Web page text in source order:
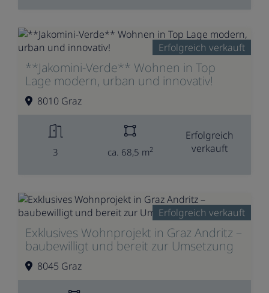
Erfolgreich verkauft
**Jakomini-Verde** Wohnen in Top
Lage modern, urban und innovativ!
8010 Graz
3 ca. 68,5 m2
Erfolgreich
verkauft
Erfolgreich verkauft
Exklusives Wohnprojekt in Graz Andritz –
baubewilligt und bereit zur Umsetzung
8045 Graz